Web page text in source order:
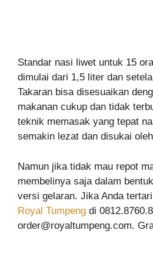
Standar nasi liwet untuk 15
dimulai dari 1,5 liter dan
Takaran bisa disesuaikan
makanan cukup dan tidak
teknik memasak yang tepat
semakin lezat dan disukai
Namun jika tidak mau repot
membelinya saja dalam
versi gelaran. Jika Anda
Royal Tumpeng di
order@royaltumpeng.com.